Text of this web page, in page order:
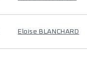
Eloise BLANCHARD